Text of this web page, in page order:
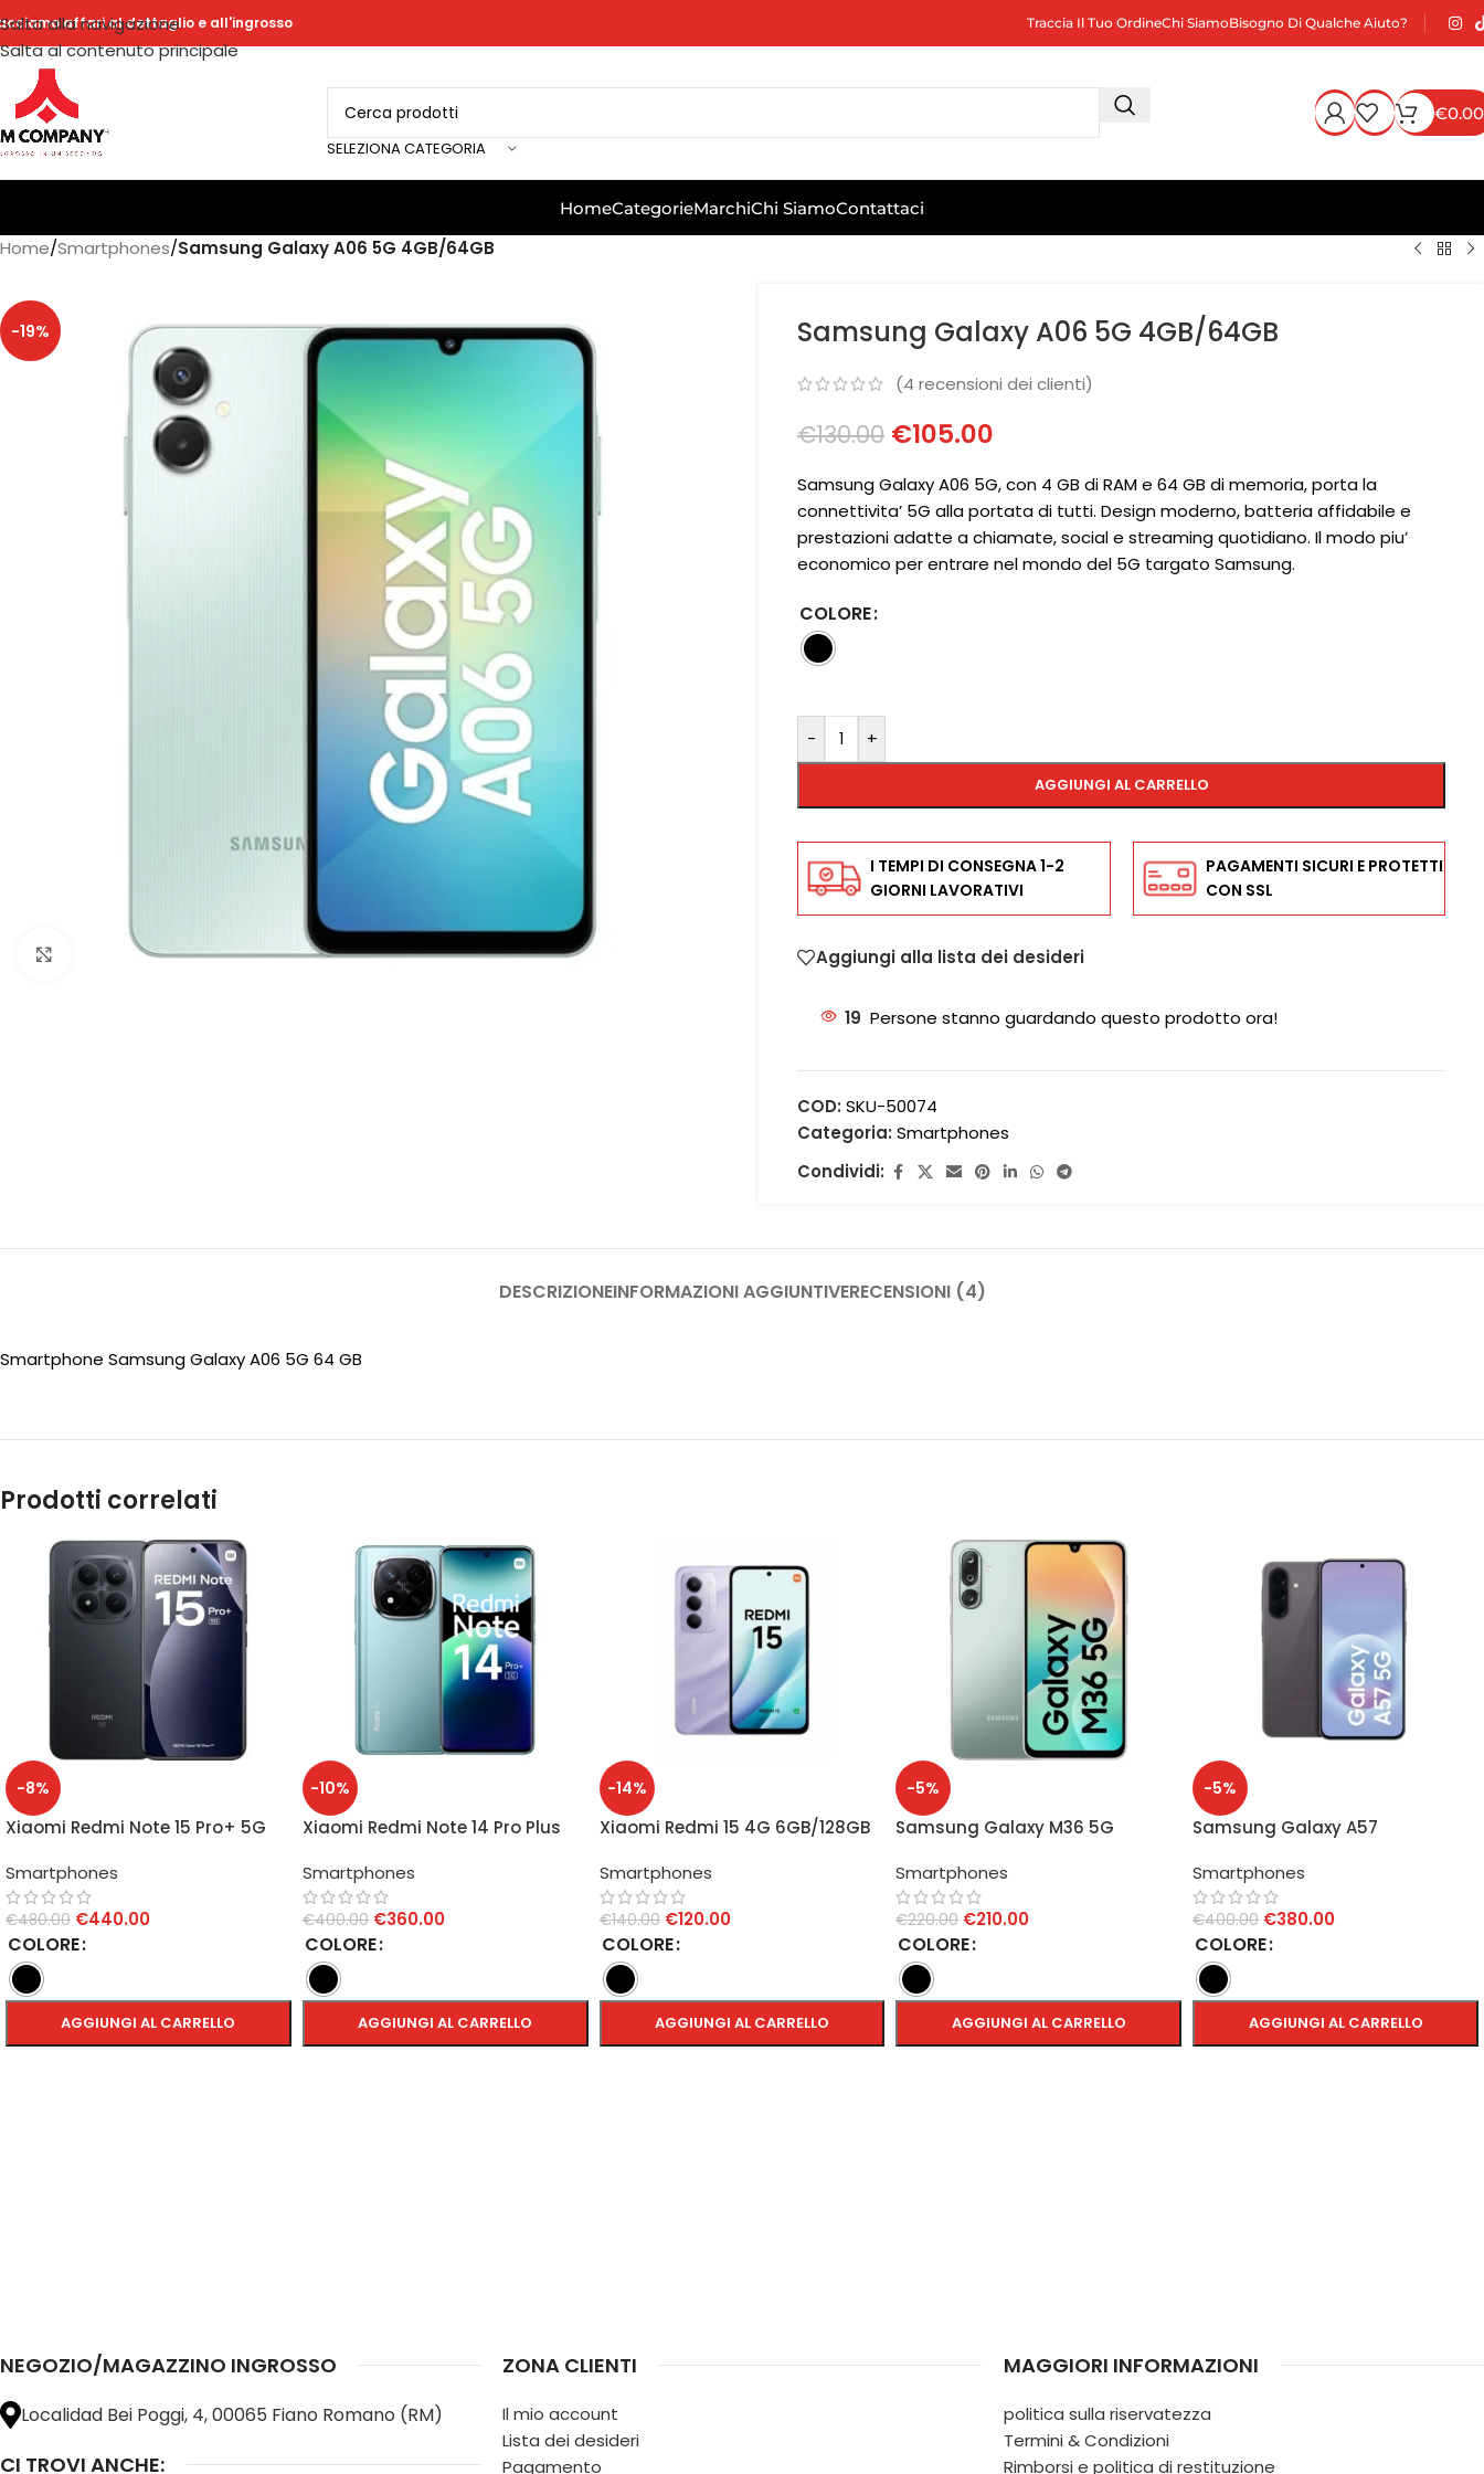
Salta alla navigazione
Salta al contenuto principale
affari al dettaglio e all'ingrosso Traccia Il Tuo OrdineChi SiamoBisogno Di Qualche Aiuto?
SELEZIONA CATEGORIA
€0.00
HomeCategorieMarchiChi SiamoContattaci
Home/Smartphones/Samsung Galaxy A06 5G 4GB/64GB
-19%
Clicca per ingrandire
Samsung Galaxy A06 5G 4GB/64GB
(4 recensioni dei clienti)
€130.00 €105.00
Samsung Galaxy A06 5G, con 4 GB di RAM e 64 GB di memoria, porta la
connettivita’ 5G alla portata di tutti. Design moderno, batteria affidabile e
prestazioni adatte a chiamate, social e streaming quotidiano. Il modo piu’
economico per entrare nel mondo del 5G targato Samsung.
COLORE
- +
AGGIUNGI AL CARRELLO
I TEMPI DI CONSEGNA 1-2
GIORNI LAVORATIVI
PAGAMENTI SICURI E PROTETTI
CON SSL
Aggiungi alla lista dei desideri
19 Persone stanno guardando questo prodotto ora!
COD: SKU-50074
Categoria: Smartphones
Condividi:
DESCRIZIONEINFORMAZIONI AGGIUNTIVERECENSIONI (4)
Smartphone Samsung Galaxy A06 5G 64 GB
Prodotti correlati
-8%
Xiaomi Redmi Note 15 Pro+ 5G
Smartphones
€480.00 €440.00
COLORE
AGGIUNGI AL CARRELLO
-10%
Xiaomi Redmi Note 14 Pro Plus
Smartphones
€400.00 €360.00
COLORE
AGGIUNGI AL CARRELLO
-14%
Xiaomi Redmi 15 4G 6GB/128GB
Smartphones
€140.00 €120.00
COLORE
AGGIUNGI AL CARRELLO
-5%
Samsung Galaxy M36 5G
Smartphones
€220.00 €210.00
COLORE
AGGIUNGI AL CARRELLO
-5%
Samsung Galaxy A57
Smartphones
€400.00 €380.00
COLORE
AGGIUNGI AL CARRELLO
NEGOZIO/MAGAZZINO INGROSSO
Localidad Bei Poggi, 4, 00065 Fiano Romano (RM)
CI TROVI ANCHE:
ZONA CLIENTI
Il mio account
Lista dei desideri
Pagamento
MAGGIORI INFORMAZIONI
politica sulla riservatezza
Termini & Condizioni
Rimborsi e politica di restituzione